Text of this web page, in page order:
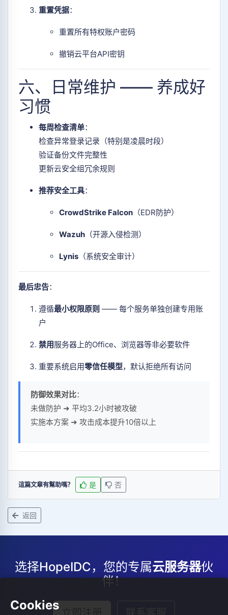
重置凭据：
重置所有特权账户密码
撤销云平台API密钥
六、日常维护 —— 养成好
习惯
每周检查清单：
检查异常登录记录（特别是凌晨时段）
验证备份文件完整性
更新云安全组冗余规则
推荐安全工具：
CrowdStrike Falcon （EDR防护）
Wazuh （开源入侵检测）
Lynis （系统安全审计）
最后忠告：
遵循最小权限原则 —— 每个服务单独创建专用账
户
禁用服务器上的Office、浏览器等非必要软件
重要系统启用零信任模型，默认拒绝所有访问
防御效果对比：
未做防护 ➜ 平均3.2小时被攻破
实施本方案 ➜ 攻击成本提升10倍以上
這篇文章有幫助嗎？ 是 否
返回
选择HopeIDC，您的专属云服务器伙
伴！
Cookies